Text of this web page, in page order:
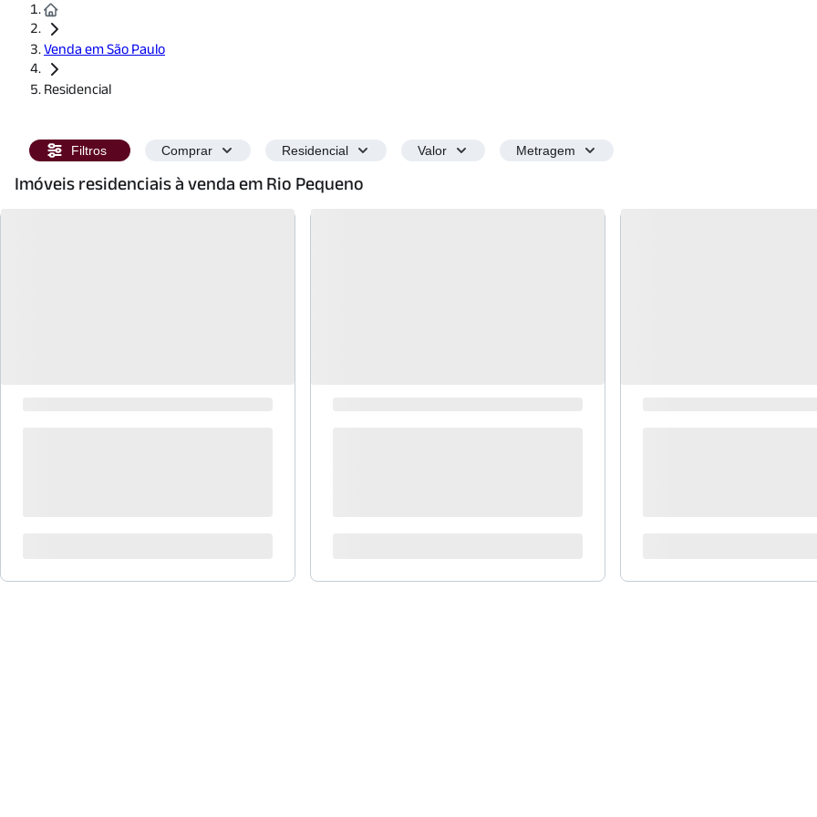
Venda em São Paulo
Residencial
Filtros Comprar Residencial Valor Metragem
Imóveis residenciais à venda em Rio Pequeno